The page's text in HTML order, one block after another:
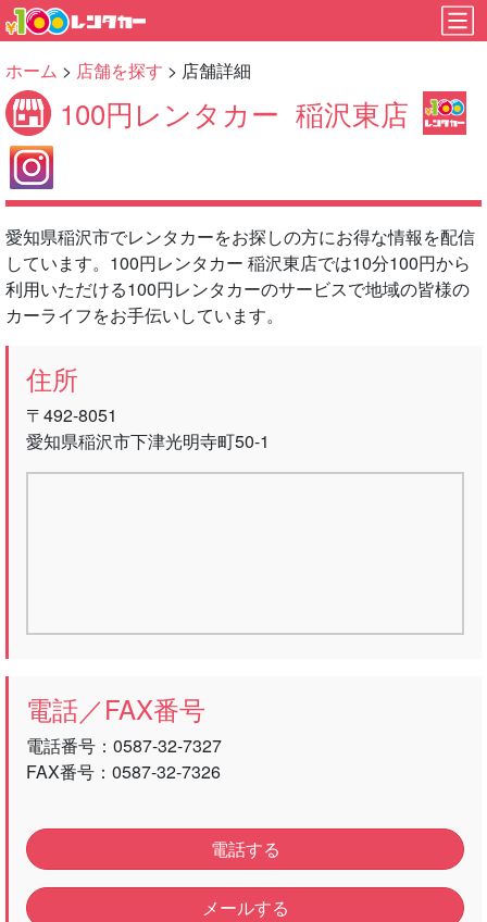
ホーム > 店舗を探す > 店舗詳細
100円レンタカー 稲沢東店
愛知県稲沢市でレンタカーをお探しの方にお得な情報を配信
しています。100円レンタカー 稲沢東店では10分100円から
利用いただける100円レンタカーのサービスで地域の皆様の
カーライフをお手伝いしています。
住所
〒492-8051
愛知県稲沢市下津光明寺町50-1
電話／FAX番号
電話番号： 0587-32-7327
FAX番号：0587-32-7326
電話する
メールする